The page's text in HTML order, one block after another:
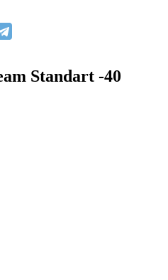
Standart -40